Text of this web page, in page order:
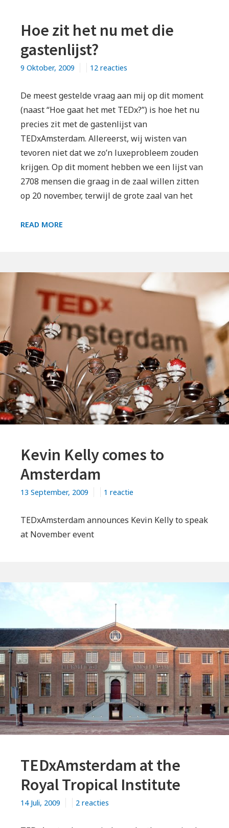
Hoe zit het nu met die
gastenlijst?
9 Oktober, 2009 12 reacties
zit
het
die
gastenlijst?
De meest gestelde vraag aan mij op dit moment
(naast “Hoe gaat het met TEDx?”) is hoe het nu
precies zit met de gastenlijst van
TEDxAmsterdam. Allereerst, wij wisten van
tevoren niet dat we zo’n luxeprobleem zouden
krijgen. Op dit moment hebben we een lijst van
2708 mensen die graag in de zaal willen zitten
op 20 november, terwijl de grote zaal van het
READ MORE
MET
GASTENLIJST?
Kevin Kelly comes to
Amsterdam
13 September, 2009 1 reactie
Kelly
TEDxAmsterdam announces Kevin Kelly to speak
at November event
TEDxAmsterdam at the
Royal Tropical Institute
14 Juli, 2009 2 reacties